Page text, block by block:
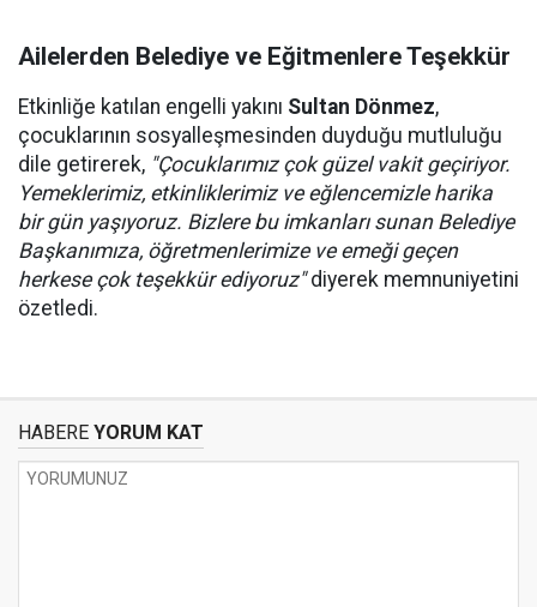
Ailelerden Belediye ve Eğitmenlere Teşekkür
Etkinliğe katılan engelli yakını Sultan Dönmez,
çocuklarının sosyalleşmesinden duyduğu mutluluğu
dile getirerek, "Çocuklarımız çok güzel vakit geçiriyor.
Yemeklerimiz, etkinliklerimiz ve eğlencemizle harika
bir gün yaşıyoruz. Bizlere bu imkanları sunan Belediye
Başkanımıza, öğretmenlerimize ve emeği geçen
herkese çok teşekkür ediyoruz"diyerek memnuniyetini
özetledi.
HABERE YORUM KAT